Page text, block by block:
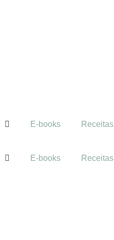
E-books Receitas
E-books Receitas